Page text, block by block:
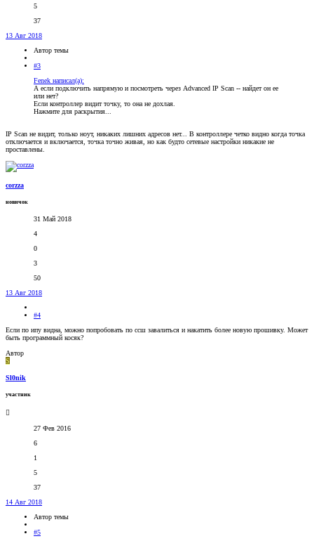
5
37
13 Авг 2018
Автор темы
#3
Fenek написал(а):
А если подключить напрямую и посмотреть через Advanced IP Scan -- найдет он ее
или нет?
Если контроллер видит точку, то она не дохлая.
Нажмите для раскрытия...
IP Scan не видит, только ноут, никаких лишних адресов нет... В контроллере четко видно когда точка
отключается и включается, точка точно живая, но как будто сетевые настройки никакие не
проставлены.
corzza
новичок
31 Май 2018
4
0
3
50
13 Авг 2018
#4
Если по ипу видна, можно попробовать по ссш завалиться и накатить более новую прошивку. Может
быть программный косяк?
Автор
S
Sl0nik
участник
27 Фев 2016
6
1
5
37
14 Авг 2018
Автор темы
#5